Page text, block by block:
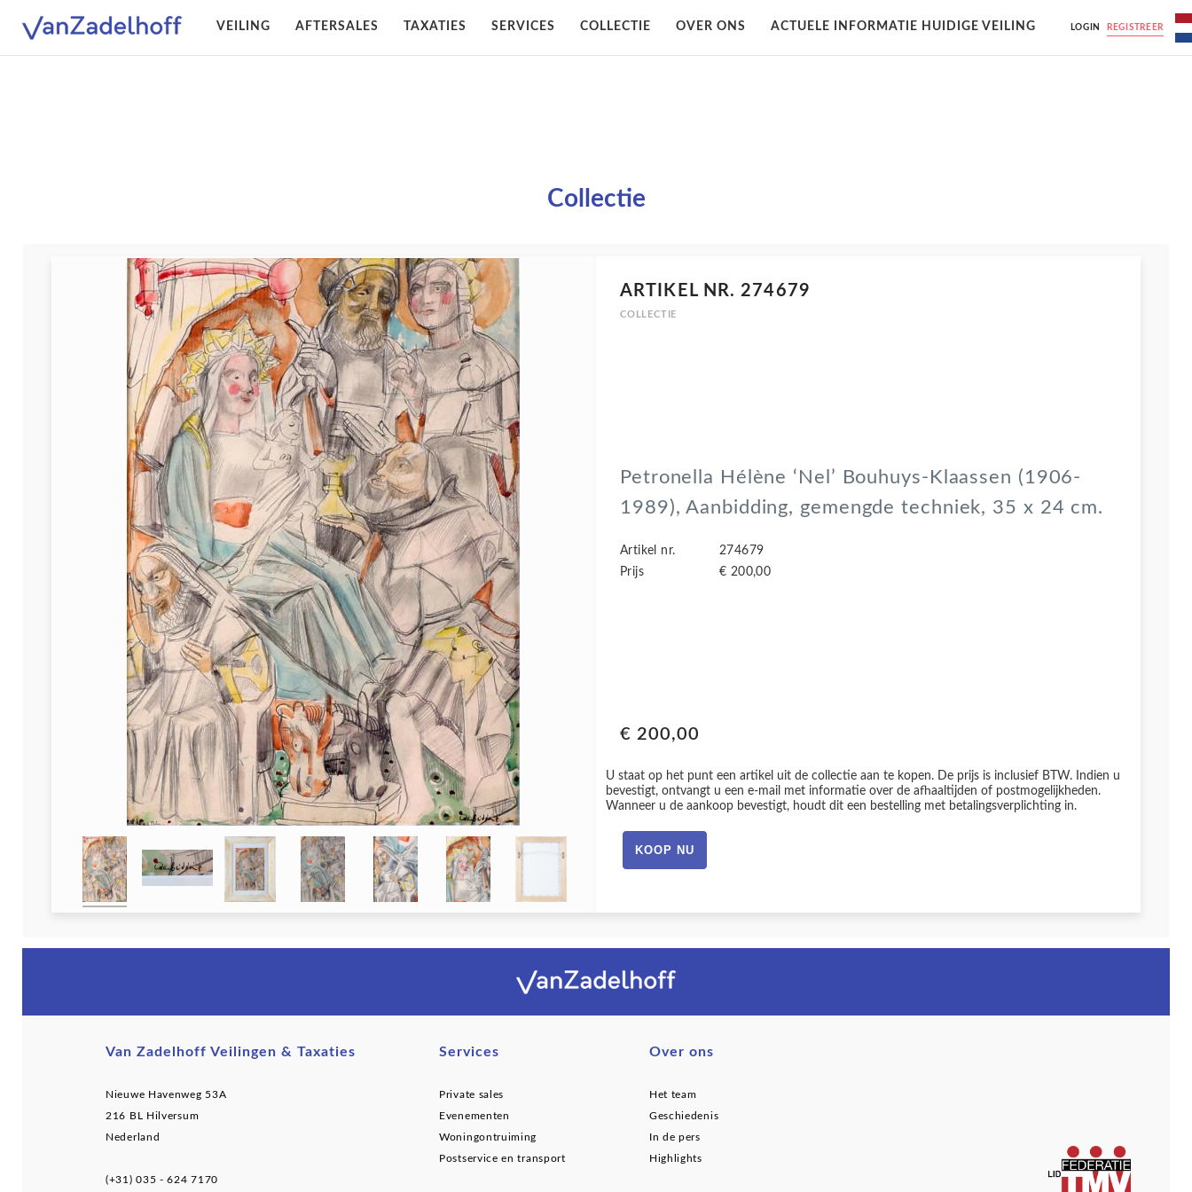
VEILING AFTERSALES TAXATIES SERVICES COLLECTIE OVER ONS ACTUELE INFORMATIE HUIDIGE VEILING LOGIN REGISTREER
Collectie
ARTIKEL NR. 274679
COLLECTIE
Petronella Hélène ‘Nel’ Bouhuys-Klaassen (1906-
1989), Aanbidding, gemengde techniek, 35 x 24 cm.
Artikel nr.
274679
Prijs
€ 200,00
€ 200,00
U staat op het punt een artikel uit de collectie aan te kopen. De prijs is inclusief BTW. Indien u
bevestigt, ontvangt u een e-mail met informatie over de afhaaltijden of postmogelijkheden.
Wanneer u de aankoop bevestigt, houdt dit een bestelling met betalingsverplichting in.
Van Zadelhoff Veilingen & Taxaties
Nieuwe Havenweg 53A
216 BL Hilversum
Nederland
(+31) 035 - 624 7170
Services
Private sales
Evenementen
Woningontruiming
Postservice en transport
Over ons
Het team
Geschiedenis
In de pers
Highlights